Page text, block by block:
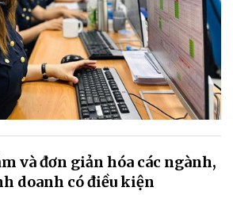
và đơn giản hóa các ngành,
doanh có điều kiện